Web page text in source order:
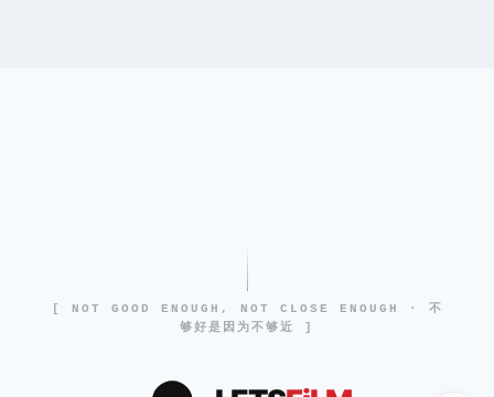
[ NOT GOOD ENOUGH, NOT CLOSE ENOUGH · 不
够好是因为不够近 ]